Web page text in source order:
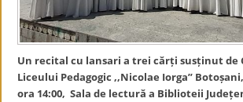
Un recital cu lansari a trei cărți susținut de
Liceului Pedagogic ,,Nicolae Iorga”
ora 14:00, Sala de lectură a Biblioteii